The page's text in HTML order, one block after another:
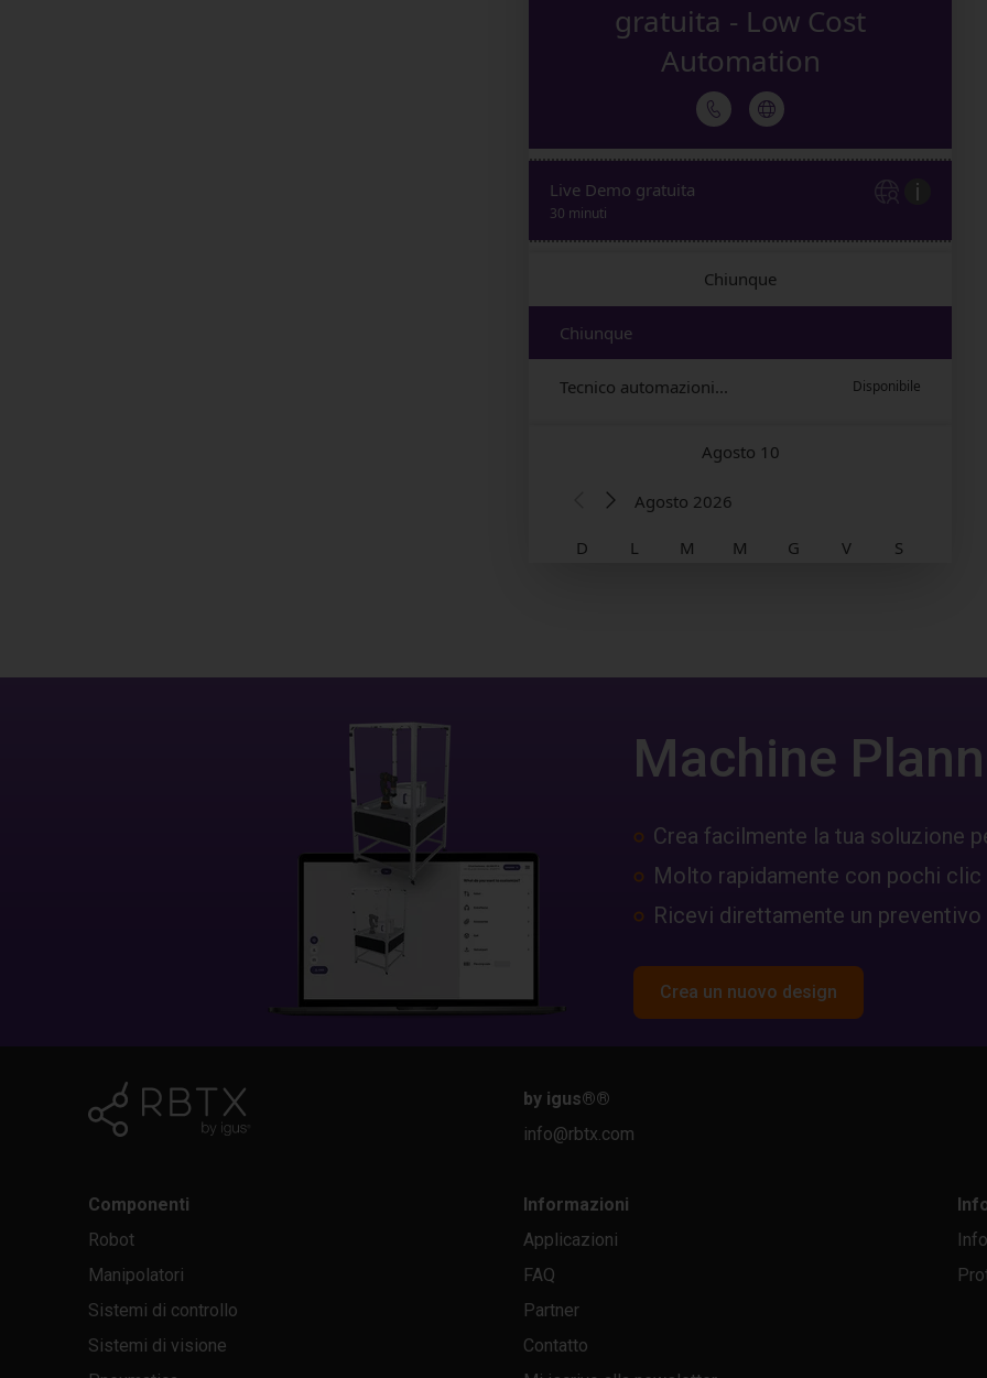
Machine
Crea facilmente la tua soluzione
Molto rapidamente con pochi clic
Ricevi direttamente un
Crea un nuovo design
by igus®®
info@rbtx.com
Componenti
Robot
Manipolatori
Sistemi di controllo
Sistemi di visione
Informazioni
Applicazioni
FAQ
Partner
Contatto